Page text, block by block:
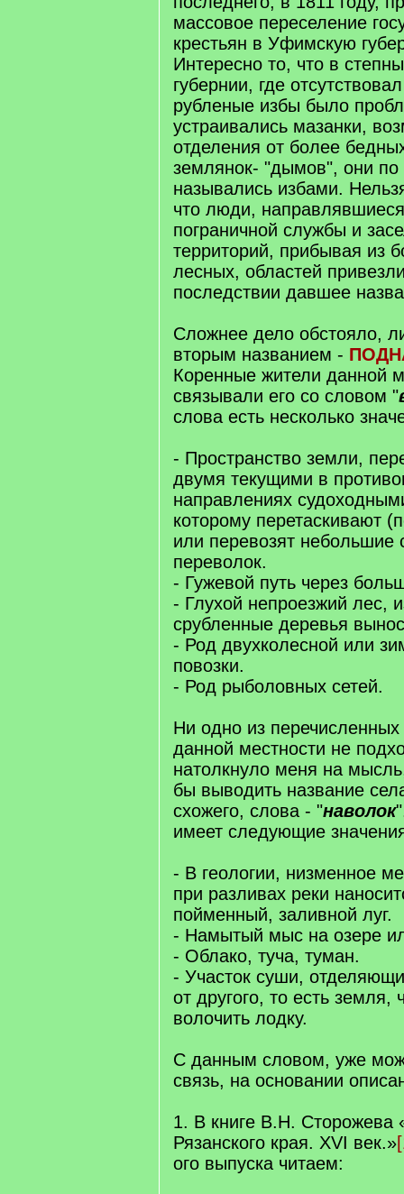
массовое переселение
крестьян в Уфимскую
Интересно то, что в
губернии, где
рубленые избы было
устраивались мазанки,
отделения от более
землянок- "дымов", они по
назывались избами.
что люди,
пограничной службы и
территорий, прибывая из
лесных, областей
последствии давшее
Сложнее дело обстояло,
вторым названием -
Коренные жители данной
связывали его со словом "
слова есть несколько
- Пространство земли,
двумя текущими в
направлениях
которому перетаскивают
или перевозят небольшие
переволок.
- Гужевой путь через
- Глухой непроезжий лес,
срубленные деревья
- Род двухколесной или
повозки.
- Род рыболовных сетей.
Ни одно из
данной местности не
натолкнуло меня на
бы выводить название
схожего, слова - "наволок
имеет следующие
- В геологии, низменное
при разливах реки
пойменный, заливной луг.
- Намытый мыс на озере
- Облако, туча, туман.
- Участок суши,
от другого, то есть земля,
волочить лодку.
С данным словом, уже
связь, на основании
1. В книге В.Н. Сторожева
Рязанского края. XVI век.»
ого выпуска читаем: